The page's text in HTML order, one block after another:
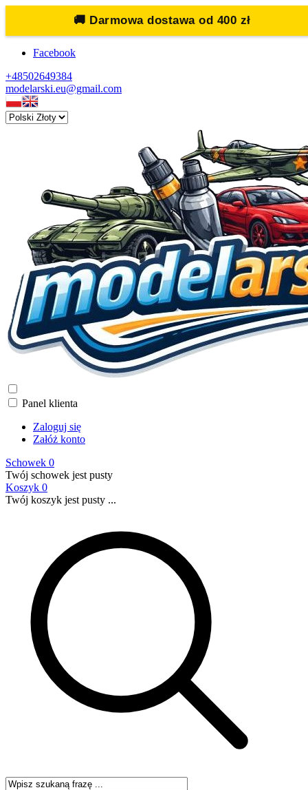
🚚 Darmowa dostawa od 400 zł
Facebook
+48502649384
modelarski.eu@gmail.com
Panel klienta
Zaloguj się
Załóż konto
Schowek 0
Twój schowek jest pusty
Koszyk 0
Twój koszyk jest pusty ...